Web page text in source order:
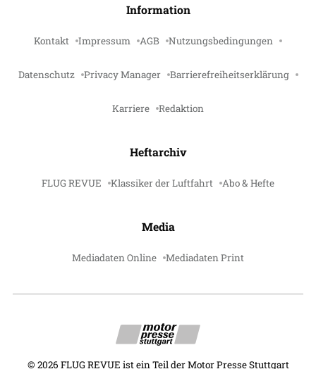
Information
Kontakt Impressum AGB Nutzungsbedingungen
Datenschutz Privacy Manager Barrierefreiheitserklärung
Karriere Redaktion
Heftarchiv
FLUG REVUE Klassiker der Luftfahrt Abo & Hefte
Media
Mediadaten Online Mediadaten Print
© 2026 FLUG REVUE ist ein Teil der Motor Presse Stuttgart